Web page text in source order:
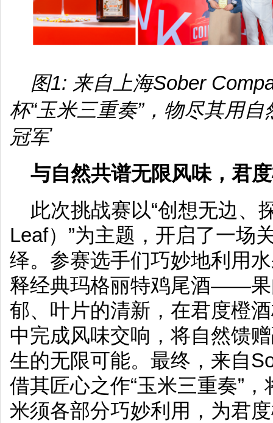
图1: 来自上海Sober
杯“玉米三重奏”，物尽其用
冠军
与自然共谱无限风味，君
此次挑战赛以“创想无边、
Leaf）”为主题，开启了一场
绎。参赛选手们巧妙地利用
释经典玛格丽特鸡尾酒——果
郁、叶片的清新，在君度橙
中完成风味交响，将自然馈
生的无限可能。最终，来自
借其匠心之作“玉米三重奏”
米须各部分巧妙利用，为君